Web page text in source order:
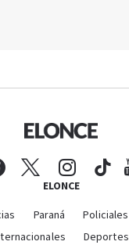
ELONCE
Paraná Policiales
Deportes